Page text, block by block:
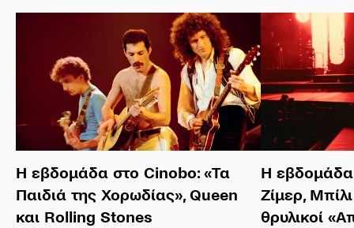
Η εβδομάδα στο Cinobo: «Τα
Παιδιά της Χορωδίας», Queen
και Rolling Stones
Η
Ζίμερ, Μπίλι
θρυλικοί